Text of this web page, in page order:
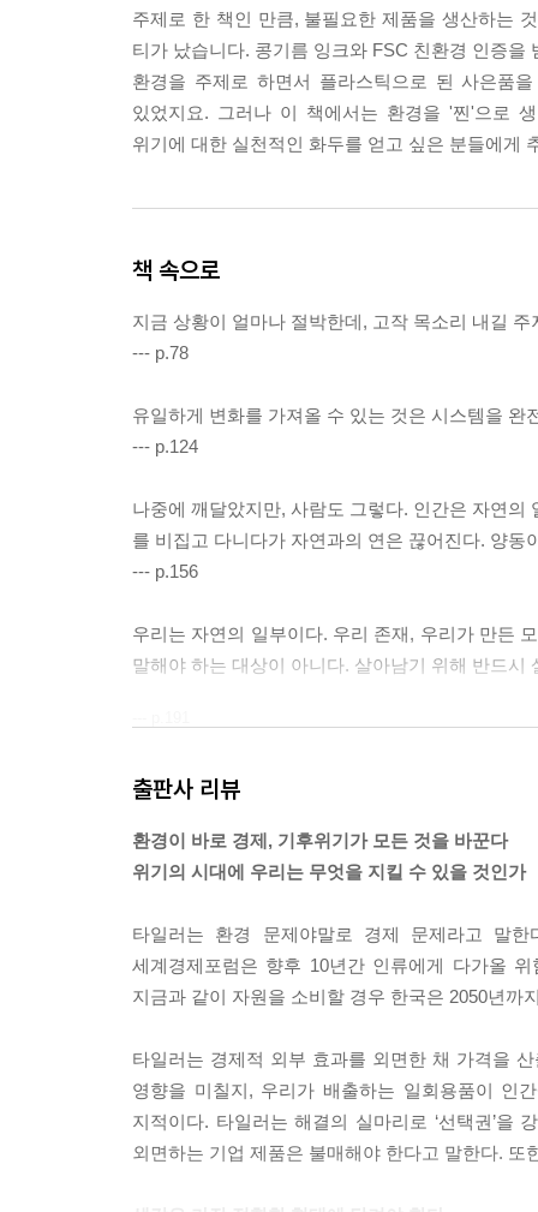
주제로 한 책인 만큼, 불필요한 제품을 생산하는
티가 났습니다. 콩기름 잉크와 FSC 친환경 인증
환경을 주제로 하면서 플라스틱으로 된 사은품
있었지요. 그러나 이 책에서는 환경을 '찐'으로
위기에 대한 실천적인 화두를 얻고 싶은 분들에게
책 속으로
지금 상황이 얼마나 절박한데, 고작 목소리 내길
--- p.78
유일하게 변화를 가져올 수 있는 것은 시스템을
--- p.124
나중에 깨달았지만, 사람도 그렇다. 인간은 자연
를 비집고 다니다가 자연과의 연은 끊어진다. 양
--- p.156
우리는 자연의 일부이다. 우리 존재, 우리가 만든
말해야 하는 대상이 아니다. 살아남기 위해 반드시
출판사 리뷰
환경이 바로 경제, 기후위기가 모든 것을 바꾼다
위기의 시대에 우리는 무엇을 지킬 수 있을 것인가
타일러는 환경 문제야말로 경제 문제라고 말
세계경제포럼은 향후 10년간 인류에게 다가올
지금과 같이 자원을 소비할 경우 한국은 2050년까
타일러는 경제적 외부 효과를 외면한 채 가격을
영향을 미칠지, 우리가 배출하는 일회용품이 인
지적이다. 타일러는 해결의 실마리로 ‘선택권’을
외면하는 기업 제품은 불매해야 한다고 말한다.